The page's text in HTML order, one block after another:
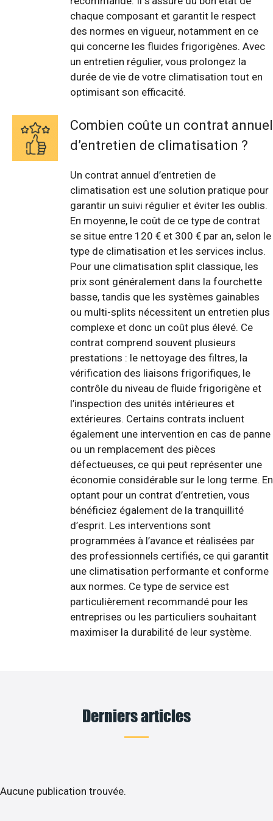
chaque composant et garantit le respect
des normes en vigueur, notamment en ce
qui concerne les fluides frigorigènes. Avec
un entretien régulier, vous prolongez la
durée de vie de votre climatisation tout en
optimisant son efficacité.
Combien coûte un contrat annuel
d’entretien de climatisation ?
Un contrat annuel d’entretien de
climatisation est une solution pratique pour
garantir un suivi régulier et éviter les oublis.
En moyenne, le coût de ce type de contrat
se situe entre 120 € et 300 € par an, selon le
type de climatisation et les services inclus.
Pour une climatisation split classique, les
prix sont généralement dans la fourchette
basse, tandis que les systèmes gainables
ou multi-splits nécessitent un entretien plus
complexe et donc un coût plus élevé. Ce
contrat comprend souvent plusieurs
prestations : le nettoyage des filtres, la
vérification des liaisons frigorifiques, le
contrôle du niveau de fluide frigorigène et
l’inspection des unités intérieures et
extérieures. Certains contrats incluent
également une intervention en cas de panne
ou un remplacement des pièces
défectueuses, ce qui peut représenter une
économie considérable sur le long terme. En
optant pour un contrat d’entretien, vous
bénéficiez également de la tranquillité
d’esprit. Les interventions sont
programmées à l’avance et réalisées par
des professionnels certifiés, ce qui garantit
une climatisation performante et conforme
aux normes. Ce type de service est
particulièrement recommandé pour les
entreprises ou les particuliers souhaitant
maximiser la durabilité de leur système.
Derniers articles
Aucune publication trouvée.